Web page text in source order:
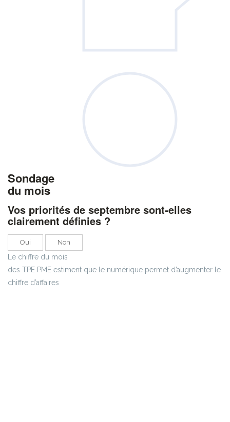
Sondage
du mois
Vos priorités de septembre sont-elles
clairement définies ?
Oui Non
Le chiffre du mois
des TPE PME estiment que le numérique permet d’augmenter le
chiffre d’affaires